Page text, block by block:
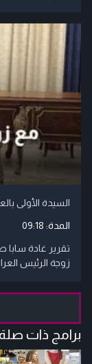
السيدة الأولى
المدة: 09:18
تقرير غادة سابا
زوجة الرئيس
برامج ذات صلة